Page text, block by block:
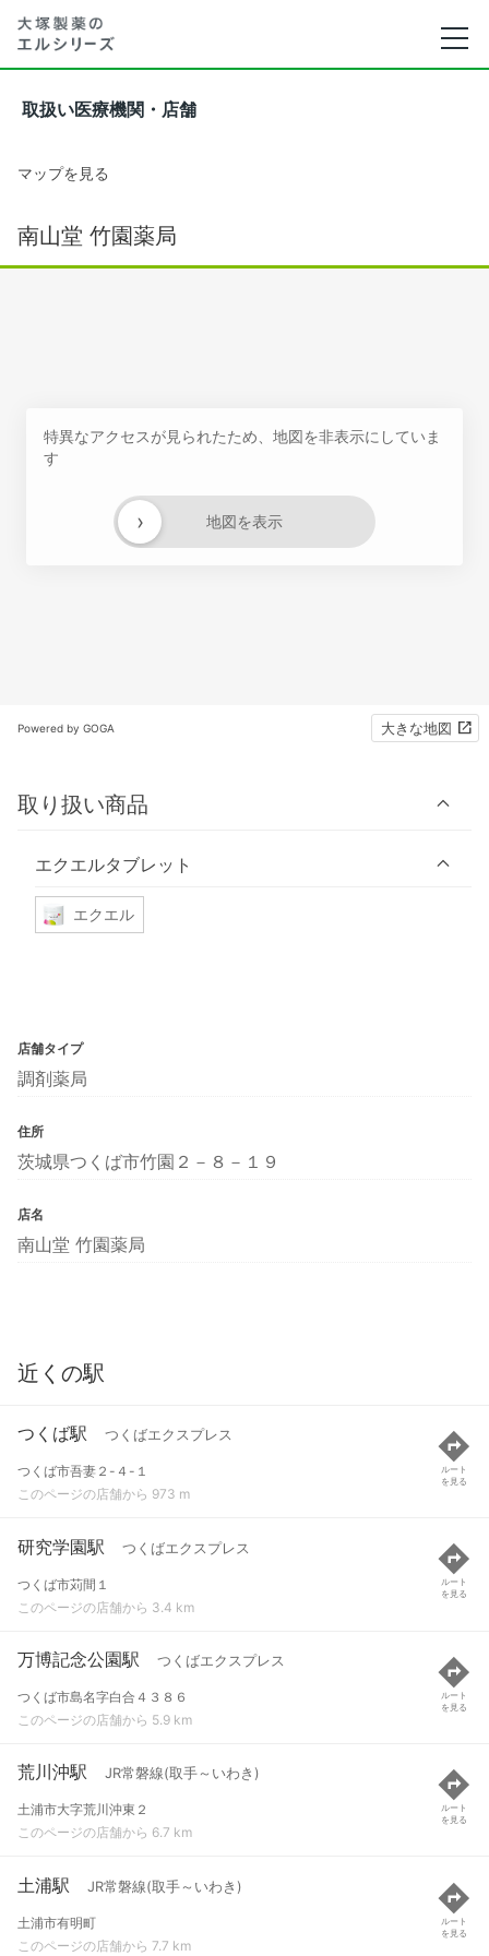
取扱い医療機関・店舗
マップを見る
南山堂 竹園薬局
特異なアクセスが見られたため、地図を非表示にしていま
す
地図を表示
›
Powered by GOGA 大きな地図
取り扱い商品
エクエルタブレット
エクエル
店舗タイプ
調剤薬局
住所
茨城県つくば市竹園２－８－１９
店名
南山堂 竹園薬局
近くの駅
つくば駅 つくばエクスプレス
つくば市吾妻２-４-１
このページの店舗から 973 m
ルート
を見る
研究学園駅 つくばエクスプレス
つくば市苅間１
このページの店舗から 3.4 km
ルート
を見る
万博記念公園駅 つくばエクスプレス
つくば市島名字白合４３８６
このページの店舗から 5.9 km
ルート
を見る
荒川沖駅 JR常磐線(取手～いわき)
土浦市大字荒川沖東２
このページの店舗から 6.7 km
ルート
を見る
土浦駅 JR常磐線(取手～いわき)
土浦市有明町
このページの店舗から 7.7 km
ルート
を見る